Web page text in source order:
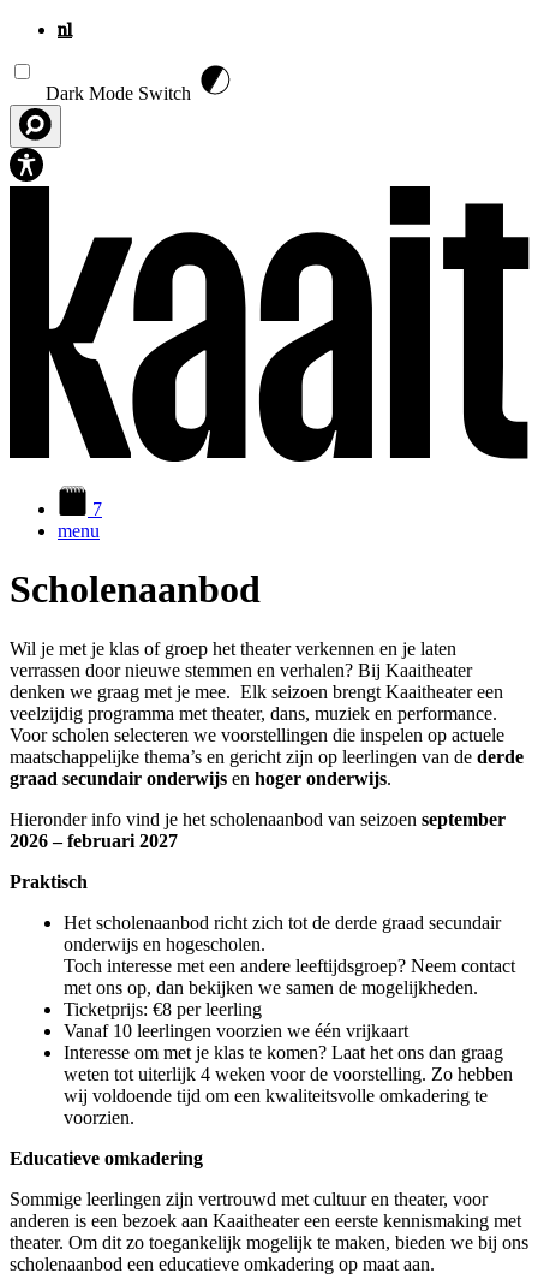
nl
Dark Mode Switch
7
menu
Scholenaanbod
Wil je met je klas of groep het theater verkennen en je laten
verrassen door nieuwe stemmen en verhalen? Bij Kaaitheater
denken we graag met je mee. Elk seizoen brengt Kaaitheater een
veelzijdig programma met theater, dans, muziek en performance.
Voor scholen selecteren we voorstellingen die inspelen op actuele
maatschappelijke thema’s en gericht zijn op leerlingen van de derde
graad secundair onderwijs en hoger onderwijs.
Hieronder info vind je het scholenaanbod van seizoen september
2026 – februari 2027
Praktisch
Het scholenaanbod richt zich tot de derde graad secundair
onderwijs en hogescholen.
Toch interesse met een andere leeftijdsgroep? Neem contact
met ons op, dan bekijken we samen de mogelijkheden.
Ticketprijs: €8 per leerling
Vanaf 10 leerlingen voorzien we één vrijkaart
Interesse om met je klas te komen? Laat het ons dan graag
weten tot uiterlijk 4 weken voor de voorstelling. Zo hebben
wij voldoende tijd om een kwaliteitsvolle omkadering te
voorzien.
Educatieve omkadering
Sommige leerlingen zijn vertrouwd met cultuur en theater, voor
anderen is een bezoek aan Kaaitheater een eerste kennismaking met
theater. Om dit zo toegankelijk mogelijk te maken, bieden we bij ons
scholenaanbod een educatieve omkadering op maat aan.